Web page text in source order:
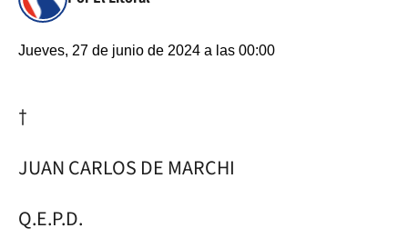
Jueves, 27 de junio de 2024 a las 00:00
†
JUAN CARLOS DE MARCHI
Q.E.P.D.